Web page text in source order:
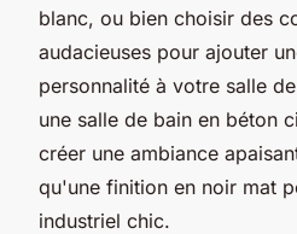
blanc, ou bien choisir des
audacieuses pour ajouter
personnalité à votre salle
une salle de bain en béton
créer une ambiance
qu'une finition en noir mat
industriel chic.